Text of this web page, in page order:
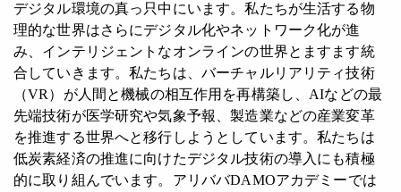
デジタル環境の真っ只中にいます。私たちが生活する物
理的な世界はさらにデジタル化やネットワーク化が進
み、インテリジェントなオンラインの世界とますます統
合していきます。私たちは、バーチャルリアリティ技術
（VR）が人間と機械の相互作用を再構築し、AIなどの最
先端技術が医学研究や気象予報、製造業などの産業変革
を推進する世界へと移行しようとしています。私たちは
低炭素経済の推進に向けたデジタル技術の導入にも積極
的に取り組んでいます。アリババDAMOアカデミーでは